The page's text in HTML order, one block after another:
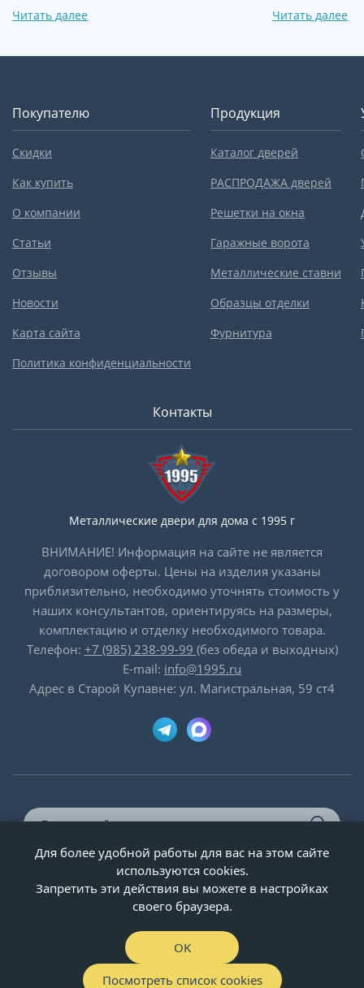
Читать далее
Читать далее
Покупателю
Скидки
Как купить
О компании
Статьи
Отзывы
Новости
Карта сайта
Политика конфиденциальности
Продукция
Каталог дверей
РАСПРОДАЖА дверей
Решетки на окна
Гаражные ворота
Металлические ставни
Образцы отделки
Фурнитура
Контакты
Металлические двери для дома с 1995 г
ВНИМАНИЕ! Информация на сайте не является
договором оферты. Цены на изделия указаны
приблизительно, необходимо уточнять стоимость у
наших консультантов, ориентируясь на размеры,
комплектацию и отделку необходимого товара.
Телефон: +7 (985) 238-99-99 (без обеда и выходных)
E-mail: info@1995.ru
Адрес в Старой Купавне: ул. Магистральная, 59 ст4
© ООО «Двери-и-точка», ИНН 5020092947, 1995-2026 г.
Для более удобной работы для вас на этом сайте
используются cookies.
Запретить эти действия вы можете в настройках
своего браузера.
OK
Посмотреть список cookies